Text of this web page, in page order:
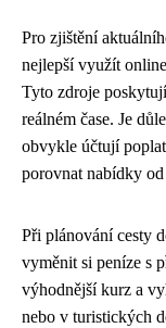
Pro zjištění
nejlepší využít
Tyto zdroje
reálném čase. Je
obvykle účtují
porovnat nabídky
Při plánování cesty
vyměnit si peníze s
výhodnější kurz a
nebo v turistických